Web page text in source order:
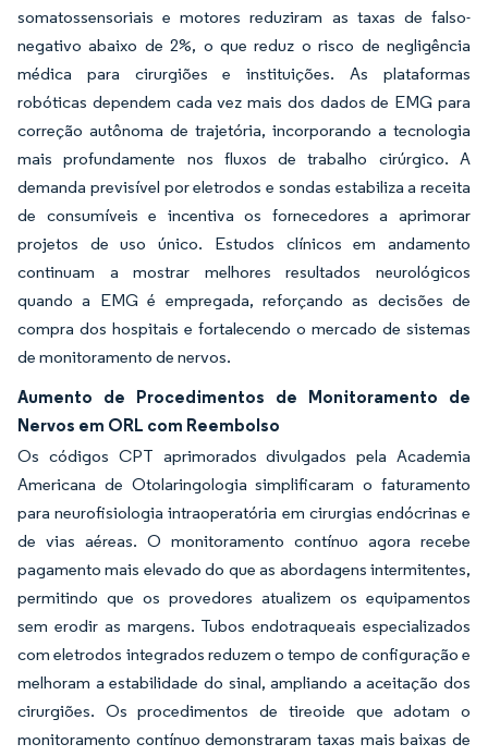
somatossensoriais e motores reduziram as taxas de falso-
negativo abaixo de 2%, o que reduz o risco de negligência
médica para cirurgiões e instituições. As plataformas
robóticas dependem cada vez mais dos dados de EMG para
correção autônoma de trajetória, incorporando a tecnologia
mais profundamente nos fluxos de trabalho cirúrgico. A
demanda previsível por eletrodos e sondas estabiliza a receita
de consumíveis e incentiva os fornecedores a aprimorar
projetos de uso único. Estudos clínicos em andamento
continuam a mostrar melhores resultados neurológicos
quando a EMG é empregada, reforçando as decisões de
compra dos hospitais e fortalecendo o mercado de sistemas
de monitoramento de nervos.
Aumento de Procedimentos de Monitoramento de
Nervos em ORL com Reembolso
Os códigos CPT aprimorados divulgados pela Academia
Americana de Otolaringologia simplificaram o faturamento
para neurofisiologia intraoperatória em cirurgias endócrinas e
de vias aéreas. O monitoramento contínuo agora recebe
pagamento mais elevado do que as abordagens intermitentes,
permitindo que os provedores atualizem os equipamentos
sem erodir as margens. Tubos endotraqueais especializados
com eletrodos integrados reduzem o tempo de configuração e
melhoram a estabilidade do sinal, ampliando a aceitação dos
cirurgiões. Os procedimentos de tireoide que adotam o
monitoramento contínuo demonstraram taxas mais baixas de